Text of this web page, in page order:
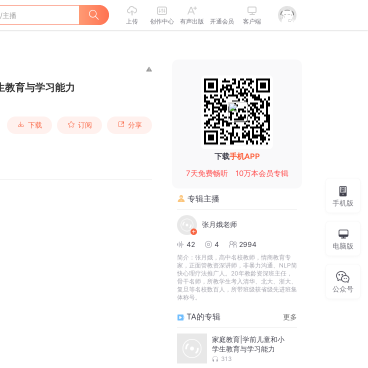
上传 创作中心 有声出版 开通会员 客户端
教育与学习能力
下载 订阅 分享
下载手机APP
7天免费畅听
10万本会员专辑
专辑主播
张月娥老师
42 4 2994
简介： 张月娥，高中名校教师，情商教育专
家，正面管教资深讲师，非暴力沟通、NLP简
快心理疗法推广人。20年教龄资深班主任，
骨干名师，所教学生考入清华、北大、浙大、
复旦等名校数百人，所带班级获省级先进班集
体称号。
TA的专辑 更多
家庭教育|学前儿童和小
学生教育与学习能力
313
手机版
电脑版
公众号